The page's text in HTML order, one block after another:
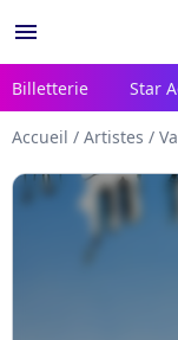
menu
Billetterie Star
Accueil / Artistes /